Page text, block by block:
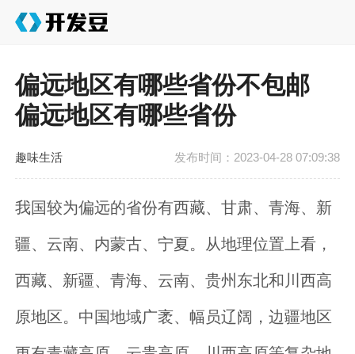
偏远地区有哪些省份不包邮
偏远地区有哪些省份
趣味生活 发布时间：2023-04-28 07:09:38
我国较为偏远的省份有西藏、甘肃、青海、新
疆、云南、内蒙古、宁夏。从地理位置上看，
西藏、新疆、青海、云南、贵州东北和川西高
原地区。中国地域广袤、幅员辽阔，边疆地区